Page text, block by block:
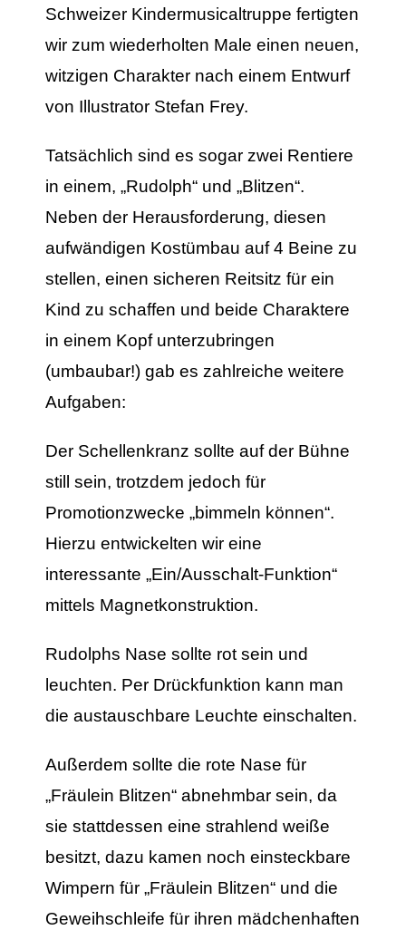
Schweizer Kindermusicaltruppe fertigten
wir zum wiederholten Male einen neuen,
witzigen Charakter nach einem Entwurf
von Illustrator Stefan Frey.
Tatsächlich sind es sogar zwei Rentiere
in einem, „Rudolph“ und „Blitzen“.
Neben der Herausforderung, diesen
aufwändigen Kostümbau auf 4 Beine zu
stellen, einen sicheren Reitsitz für ein
Kind zu schaffen und beide Charaktere
in einem Kopf unterzubringen
(umbaubar!) gab es zahlreiche weitere
Aufgaben:
Der Schellenkranz sollte auf der Bühne
still sein, trotzdem jedoch für
Promotionzwecke „bimmeln können“.
Hierzu entwickelten wir eine
interessante „Ein/Ausschalt-Funktion“
mittels Magnetkonstruktion.
Rudolphs Nase sollte rot sein und
leuchten. Per Drückfunktion kann man
die austauschbare Leuchte einschalten.
Außerdem sollte die rote Nase für
„Fräulein Blitzen“ abnehmbar sein, da
sie stattdessen eine strahlend weiße
besitzt, dazu kamen noch einsteckbare
Wimpern für „Fräulein Blitzen“ und die
Geweihschleife für ihren mädchenhaften